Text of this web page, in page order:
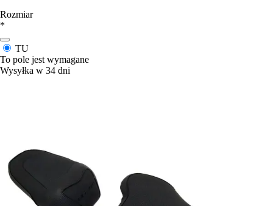
Rozmiar
*
TU
To pole jest wymagane
Wysyłka w 34 dni